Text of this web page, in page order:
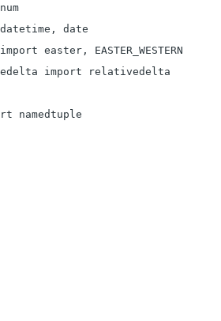
date
easter, EASTER_WESTERN
import relativedelta
namedtuple